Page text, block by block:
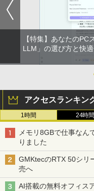
【特集】あなたの
LLM」の選び方と快
アクセスランキン
1時間 24時間
メモリ8GBで仕事な
りました
GMKtecのRTX 50シリ
売へ
AI搭載の無料オフィス